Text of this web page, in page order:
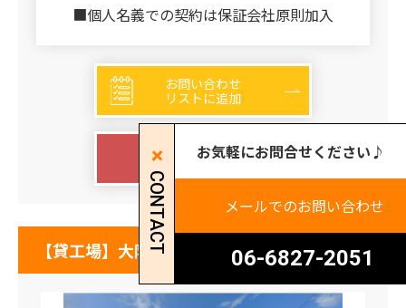
■個人名義での契約は保証会社原則加入
お問い合わせ
リストに追加
詳細を見る
【貸工場】大阪府大東市新田北町
CONTACT
お気軽にお問合せください♪
メールでのお問い合わせ
06-6827-2051